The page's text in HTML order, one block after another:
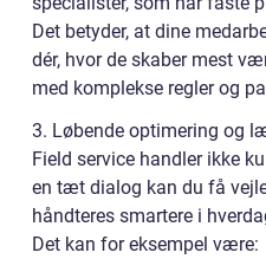
Det betyder, at dine
dér, hvor de skaber mest
med komplekse regler og
3. Løbende optimering og
Field service handler ikke
en tæt dialog kan du få
håndteres smartere i
Det kan for eksempel være: